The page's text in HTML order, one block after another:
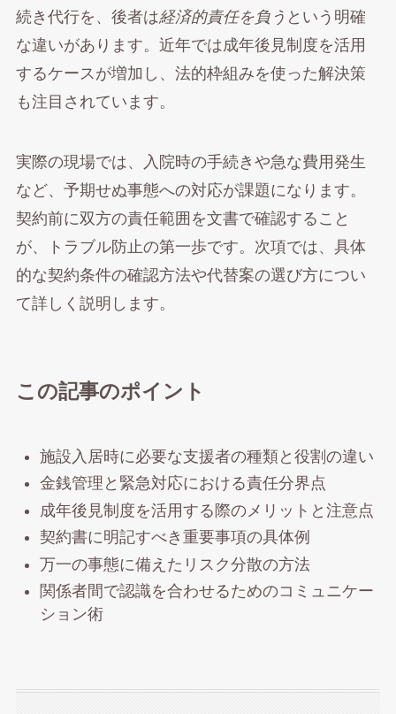
続き代行を、後者は経済的責任を負う という明確
な違いがあります。近年では成年後見制度を活用
するケースが増加し、法的枠組みを使った解決策
も注目されています。
実際の現場では、入院時の手続きや急な費用発生
など、予期せぬ事態への対応が課題になります。
契約前に双方の責任範囲を文書で確認すること
が、トラブル防止の第一歩です。次項では、具体
的な契約条件の確認方法や代替案の選び方につい
て詳しく説明します。
この記事のポイント
施設入居時に必要な支援者の種類と役割の違い
金銭管理と緊急対応における責任分界点
成年後見制度を活用する際のメリットと注意点
契約書に明記すべき重要事項の具体例
万一の事態に備えたリスク分散の方法
関係者間で認識を合わせるためのコミュニケー
ション術